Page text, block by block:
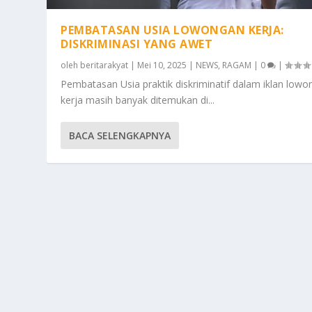
PEMBATASAN USIA LOWONGAN KERJA:
DISKRIMINASI YANG AWET
oleh beritarakyat | Mei 10, 2025 | NEWS, RAGAM | 0 |
Pembatasan Usia praktik diskriminatif dalam iklan
kerja masih banyak ditemukan di...
BACA SELENGKAPNYA